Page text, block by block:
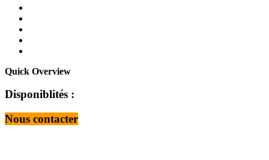
Quick Overview
Disponiblités :
Nous contacter